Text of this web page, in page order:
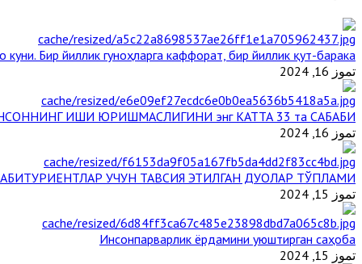
Бир йиллик гуноҳларга каффорат, бир йиллик қут-барака
تموز 16, 2024
ИШИ ЮРИШМАСЛИГИНИ энг КАТТА 33 та САБАБИ
تموز 16, 2024
АБИТУРИЕНТЛАР УЧУН ТАВСИЯ ЭТИЛГАН ДУОЛАР ТЎПЛАМИ
تموز 15, 2024
Инсонпарварлик ёрдамини уюштирган саҳоба
تموز 15, 2024